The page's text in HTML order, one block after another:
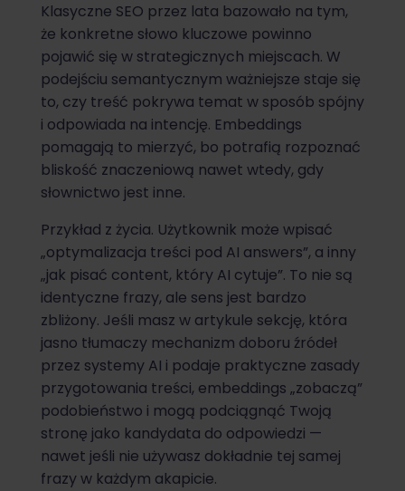
Klasyczne SEO przez lata bazowało na tym,
że konkretne słowo kluczowe powinno
pojawić się w strategicznych miejscach. W
podejściu semantycznym ważniejsze staje się
to, czy treść pokrywa temat w sposób spójny
i odpowiada na intencję. Embeddings
pomagają to mierzyć, bo potrafią rozpoznać
bliskość znaczeniową nawet wtedy, gdy
słownictwo jest inne.
Przykład z życia. Użytkownik może wpisać
„optymalizacja treści pod AI answers”, a inny
„jak pisać content, który AI cytuje”. To nie są
identyczne frazy, ale sens jest bardzo
zbliżony. Jeśli masz w artykule sekcję, która
jasno tłumaczy mechanizm doboru źródeł
przez systemy AI i podaje praktyczne zasady
przygotowania treści, embeddings „zobaczą”
podobieństwo i mogą podciągnąć Twoją
stronę jako kandydata do odpowiedzi —
nawet jeśli nie używasz dokładnie tej samej
frazy w każdym akapicie.